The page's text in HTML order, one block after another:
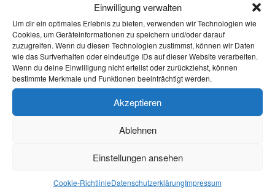
Einwilligung verwalten
Um dir ein optimales Erlebnis zu bieten, verwenden wir Technologien wie
Cookies, um Geräteinformationen zu speichern und/oder darauf
zuzugreifen. Wenn du diesen Technologien zustimmst, können wir Daten
wie das Surfverhalten oder eindeutige IDs auf dieser Website verarbeiten.
Wenn du deine Einwilligung nicht erteilst oder zurückziehst, können
bestimmte Merkmale und Funktionen beeinträchtigt werden.
Akzeptieren
Ablehnen
Einstellungen ansehen
Cookie-RichtlinieDatenschutzerklärungImpressum
Offensive. Zwei Gruppen sollten Santiago de
Cuba und Havanna angreifen und die Macht an
sich reißen, der erfolgreiche Angriff endete mit der
Flucht Batistas am 01. Januar 1959. In der Folge
schränkten die USA ihre noch unter Batista
gezahlten Wirtschaftshilfen ein und verhingen ein
Handelsembargo, auch gab es Pläne der CIA,
Lange war das „Humboldt-Haus“ in Aachen nach